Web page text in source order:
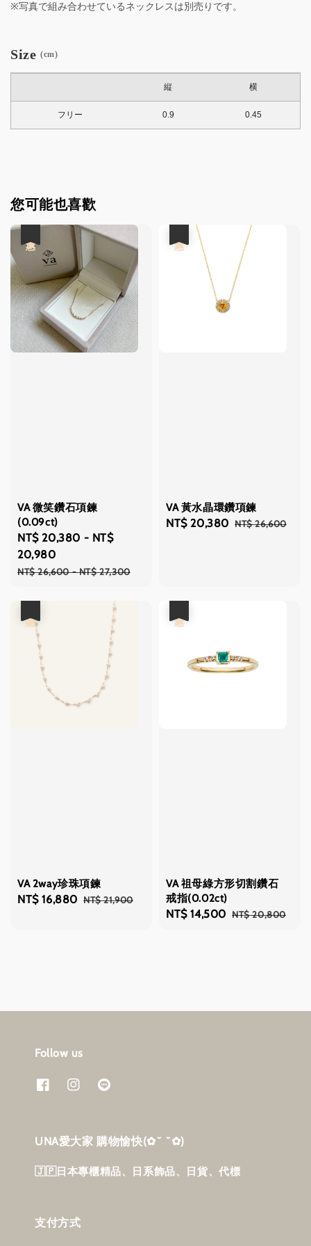
※写真で組み合わせているネックレスは別売りです。
Size (cm)
縦 横
フリー 0.9 0.45
您可能也喜歡
VA 微笑鑽石項鍊
(0.09ct)
Sale
price
NT$ 20,380 - NT$
20,980
Regular
NT$ 26,600-NT$ 27,300
VA 黃水晶環鑽項鍊
Sale
NT$ 20,380 Regular
NT$ 26,600
VA 2way珍珠項鍊
Sale
NT$ 16,880 Regular
NT$ 21,900
VA 祖母綠方形切割鑽石
戒指(0.02ct)
Sale
NT$ 14,500 Regular
NT$ 20,800
Follow us
UNA愛大家 購物愉快‎(✿˘ ˘✿)
🇯🇵日本專櫃精品、日系飾品、日貨、代標
支付方式